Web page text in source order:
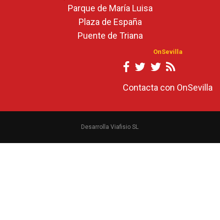
Parque de María Luisa
Plaza de España
Puente de Triana
OnSevilla
Contacta con OnSevilla
Desarrolla Viafisio SL